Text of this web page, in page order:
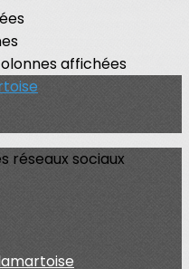
affichées
réseaux sociaux